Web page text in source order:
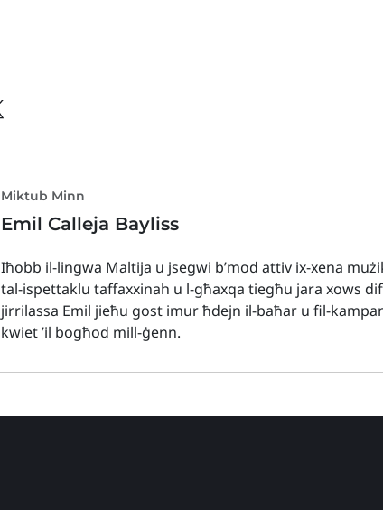
Miktub Minn
Emil Calleja Bayliss
Iħobb il-lingwa Maltija u jsegwi b’mod attiv ix-xena
tal-ispettaklu taffaxxinah u l-għaxqa tiegħu jara xows
jirrilassa Emil jieħu gost imur ħdejn il-baħar u fil-
kwiet ’il bogħod mill-ġenn.